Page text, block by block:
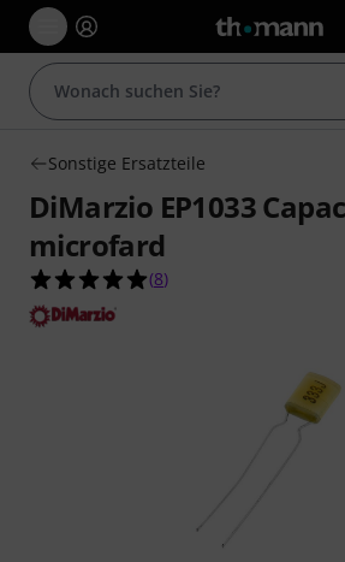
Sonstige Ersatzteile
DiMarzio EP1033
microfard
5.0 von 5 Sternen aus 8
(8)